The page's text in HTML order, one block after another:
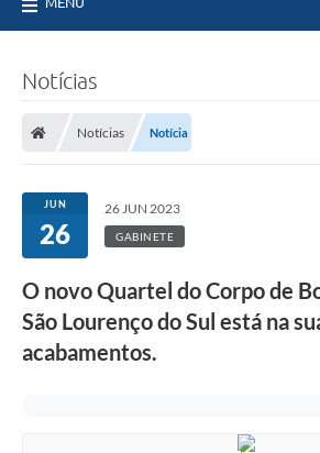
Notícias
Notícias Notícia
JUN
26
26 JUN 2023
GABINETE
O novo Quartel do Corpo de
São Lourenço do Sul está na
acabamentos.